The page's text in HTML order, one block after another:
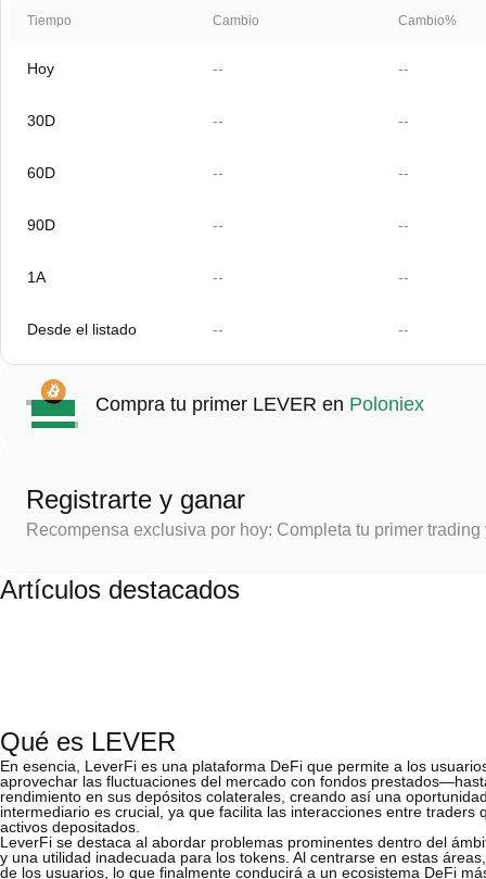
Tiempo Cambio Cambio%
Hoy -- --
30D -- --
60D -- --
90D -- --
1A -- --
Desde el listado -- --
Compra tu primer LEVER en Poloniex
Registrarte y ganar
Recompensa exclusiva por hoy: Completa tu primer
Artículos destacados
Qué es LEVER
En esencia, LeverFi es una plataforma DeFi que permite a los
aprovechar las fluctuaciones del mercado con fondos
rendimiento en sus depósitos colaterales, creando así una
intermediario es crucial, ya que facilita las interacciones entre
activos depositados.
LeverFi se destaca al abordar problemas prominentes dentro del
y una utilidad inadecuada para los tokens. Al centrarse en estas
de los usuarios, lo que finalmente conducirá a un ecosistema DeFi